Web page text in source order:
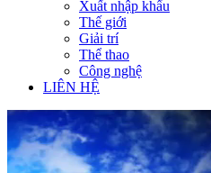
Xuất nhập khẩu
Thế giới
Giải trí
Thể thao
Công nghệ
LIÊN HỆ